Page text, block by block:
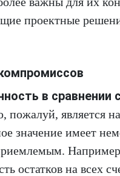
проектные
в сравнении
пожалуй, является
значение имеет
остатков на всех